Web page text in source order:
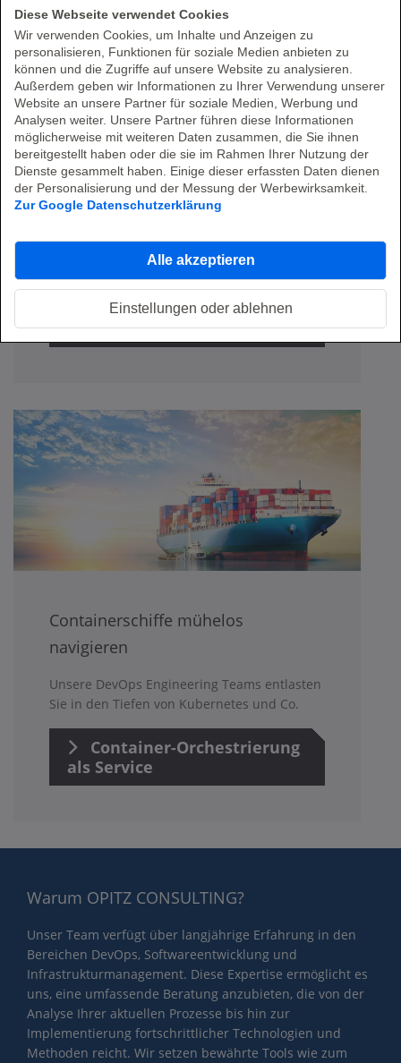
Diese Webseite verwendet Cookies
Wir verwenden Cookies, um Inhalte und Anzeigen zu
personalisieren, Funktionen für soziale Medien anbieten zu
können und die Zugriffe auf unsere Website zu analysieren.
Außerdem geben wir Informationen zu Ihrer Verwendung unserer
Website an unsere Partner für soziale Medien, Werbung und
Analysen weiter. Unsere Partner führen diese Informationen
möglicherweise mit weiteren Daten zusammen, die Sie ihnen
bereitgestellt haben oder die sie im Rahmen Ihrer Nutzung der
Dienste gesammelt haben. Einige dieser erfassten Daten dienen
der Personalisierung und der Messung der Werbewirksamkeit.
Zur Google Datenschutzerklärung
Alle akzeptieren
Einstellungen oder ablehnen
Damit Ihre Software die Richtung
ändern kann
In vier Schritten zur automatisierten CI/CD
In vier Schritten zur CI/CD
Pipeline
Containerschiffe mühelos
navigieren
Unsere DevOps Engineering Teams entlasten
Sie in den Tiefen von Kubernetes und Co.
Container-Orchestrierung
als Service
Warum OPITZ CONSULTING?
Unser Team verfügt über langjährige Erfahrung in den
Bereichen DevOps, Softwareentwicklung und
Infrastrukturmanagement. Diese Expertise ermöglicht es
uns, eine umfassende Beratung anzubieten, die von der
Analyse Ihrer aktuellen Prozesse bis hin zur
Implementierung fortschrittlicher Technologien und
Methoden reicht. Wir setzen bewährte Tools wie zum